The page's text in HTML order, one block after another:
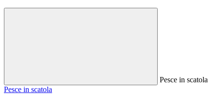
Pesce in scatola
Pesce in scatola